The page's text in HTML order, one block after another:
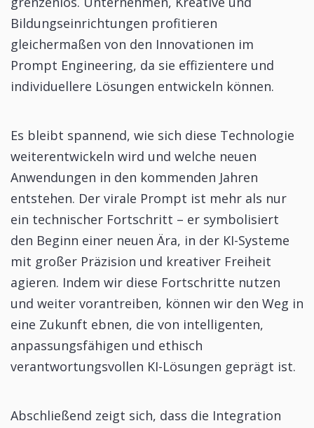
Bildungseinrichtungen profitieren
gleichermaßen von den Innovationen im
Prompt Engineering, da sie effizientere und
individuellere Lösungen entwickeln können.
Es bleibt spannend, wie sich diese Technologie
weiterentwickeln wird und welche neuen
Anwendungen in den kommenden Jahren
entstehen. Der virale Prompt ist mehr als nur
ein technischer Fortschritt – er symbolisiert
den Beginn einer neuen Ära, in der KI-Systeme
mit großer Präzision und kreativer Freiheit
agieren. Indem wir diese Fortschritte nutzen
und weiter vorantreiben, können wir den Weg in
eine Zukunft ebnen, die von intelligenten,
anpassungsfähigen und ethisch
verantwortungsvollen KI-Lösungen geprägt ist.
Abschließend zeigt sich, dass die Integration